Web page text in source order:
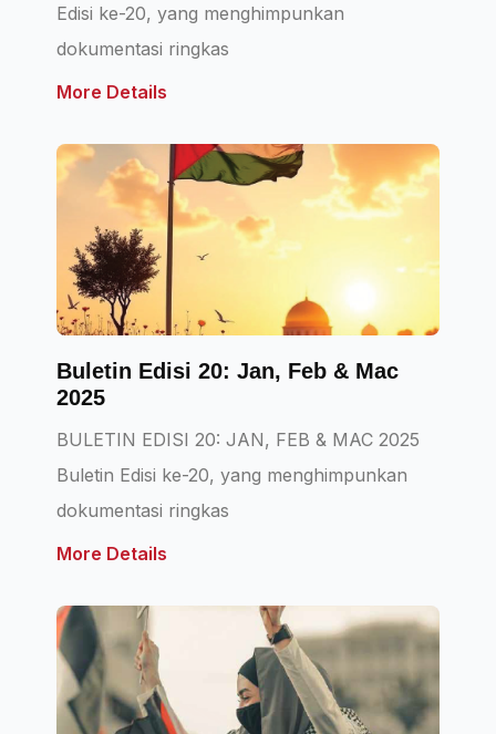
Edisi ke-20, yang menghimpunkan
dokumentasi ringkas
More Details
Buletin Edisi 20: Jan, Feb & Mac
2025
BULETIN EDISI 20: JAN, FEB & MAC 2025
Buletin Edisi ke-20, yang menghimpunkan
dokumentasi ringkas
More Details